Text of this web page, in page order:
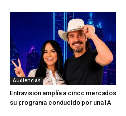
Audiencias
Entravision amplía a cinco mercados
su programa conducido por una IA